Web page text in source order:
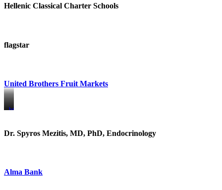
Hellenic Classical Charter Schools
flagstar
United Brothers Fruit Markets
https://www.unitedbrothersfruitmarkets.com/
https://www.unitedbrothersfruitmarkets.com/
Dr. Spyros Mezitis, MD, PhD, Endocrinology
Alma Bank